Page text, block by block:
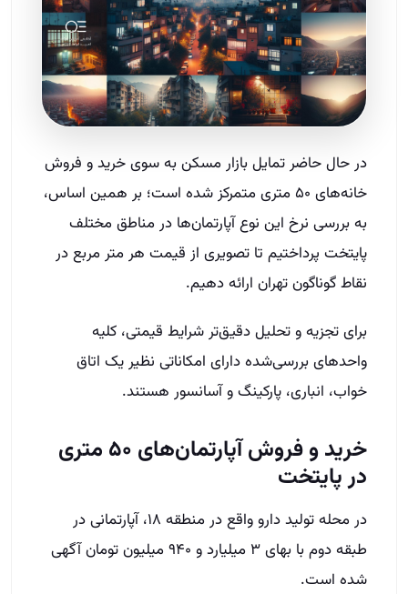
در حال حاضر تمایل بازار مسکن به سوی خرید و فروش
خانه‌های ۵۰ متری متمرکز شده است؛ بر همین اساس،
به بررسی نرخ این نوع آپارتمان‌ها در مناطق مختلف
پایتخت پرداختیم تا تصویری از قیمت هر متر مربع در
نقاط گوناگون تهران ارائه دهیم.
برای تجزیه و تحلیل دقیق‌تر شرایط قیمتی، کلیه
واحدهای بررسی‌شده دارای امکاناتی نظیر یک اتاق
خواب، انباری، پارکینگ و آسانسور هستند.
خرید و فروش آپارتمان‌های ۵۰ متری
در پایتخت
در محله تولید دارو واقع در منطقه ۱۸، آپارتمانی در
طبقه دوم با بهای ۳ میلیارد و ۹۴۰ میلیون تومان آگهی
شده است.